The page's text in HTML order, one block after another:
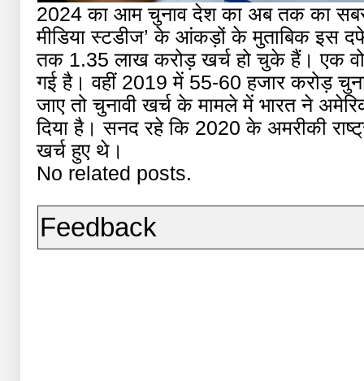
2024 का आम चुनाव देश का अब तक का
मीडिया स्टडीज’ के आंकड़ों के मुताबिक इस
तक 1.35 लाख करोड़ खर्च हो चुके हैं। एक
गई है। वहीं 2019 में 55-60 हजार करोड़
जाए तो चुनावी खर्च के मामले में भारत ने
दिया है। सनद रहे कि 2020 के अमरीकी
खर्च हुए थे।
No related posts.
Feedback